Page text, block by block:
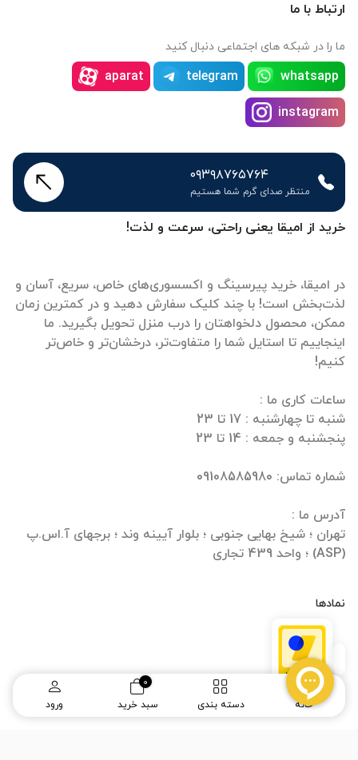
خانه دسته بندی سبد خرید
0
ورود
خرید از امیقا یعنی راحتی، سرعت و لذت!
در امیقا، خرید پیرسینگ و اکسسوری‌های خاص، سریع، آسان و
لذت‌بخش است! با چند کلیک سفارش دهید و در کمترین زمان
ممکن، محصول دلخواهتان را درب منزل تحویل بگیرید. ما
اینجاییم تا استایل شما را متفاوت‌تر، درخشان‌تر و خاص‌تر
تهران ؛ شیخ بهایی جنوبی ؛ بلوار آیینه وند ؛ برجهای آ.اس.پ
(ASP) ؛ واحد 439 تجاری
نمادها
ارتباط با ما
ما را در شبکه های اجتماعی دنبال کنید
whatsapp
telegram
aparat
instagram
۰۹۳۹۸۷۶۵۷۶۴
منتظر صدای گرم شما هستیم